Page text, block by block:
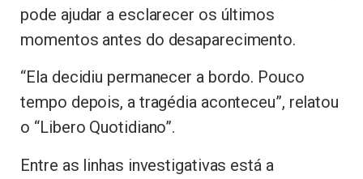
pode ajudar a esclarecer os últimos
momentos antes do desaparecimento.
“Ela decidiu permanecer a bordo. Pouco
tempo depois, a tragédia aconteceu”, relatou
o “Libero Quotidiano”.
Entre as linhas investigativas está a